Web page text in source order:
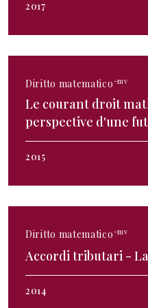
2017
Diritto matematico-mv
Le courant droit
perspective d'une
2015
Diritto matematico-mv
Accordi tributari -
2014